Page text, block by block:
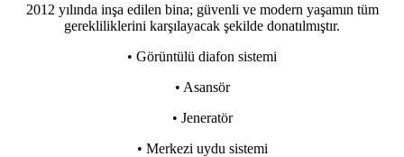
2012 yılında inşa edilen bina; güvenli ve modern yaşamın tüm
gerekliliklerini karşılayacak şekilde donatılmıştır.
• Görüntülü diafon sistemi
• Asansör
• Jeneratör
• Merkezi uydu sistemi